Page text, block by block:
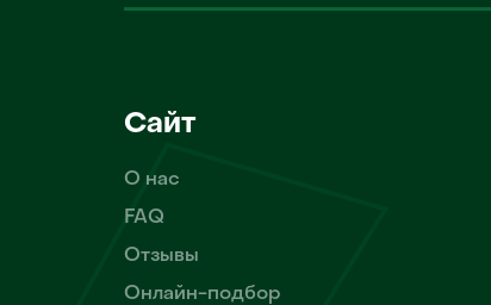
Сайт
О нас
FAQ
Отзывы
Онлайн-подбор